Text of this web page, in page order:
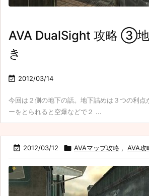
AVA DualSight 攻略 ③地
き
 2012/03/14
今回は２側の地下の話。地下詰めは３つの利
ーをとられると空爆などで２ ...
 2012/03/12  AVAマップ攻略 , AVA攻